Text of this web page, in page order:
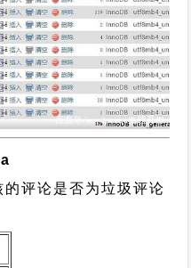
评论是否为垃圾评论